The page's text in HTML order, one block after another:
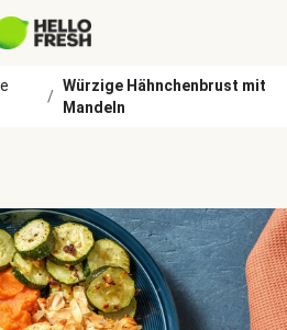
/
Würzige Hähnchenbrust mit
Mandeln